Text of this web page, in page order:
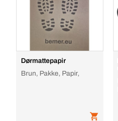
Dørmattepapir
Brun, Pakke, Papir,